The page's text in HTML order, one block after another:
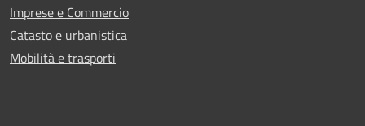
Imprese e Commercio
Catasto e urbanistica
Mobilità e trasporti